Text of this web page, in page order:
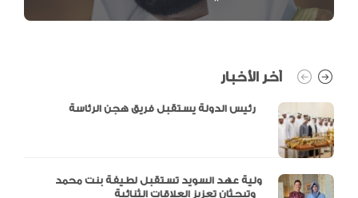
آخر الأخبار
ولية عهد السويد تستقبل لطيفة بنت محمد